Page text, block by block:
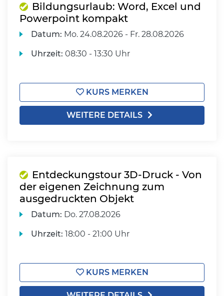
Bildungsurlaub: Word, Excel und
Powerpoint kompakt
Datum: Mo. 24.08.2026 - Fr. 28.08.2026
Uhrzeit: 08:30 - 13:30 Uhr
KURS MERKEN
WEITERE DETAILS
Entdeckungstour 3D-Druck - Von
der eigenen Zeichnung zum
ausgedruckten Objekt
Datum: Do. 27.08.2026
Uhrzeit: 18:00 - 21:00 Uhr
KURS MERKEN